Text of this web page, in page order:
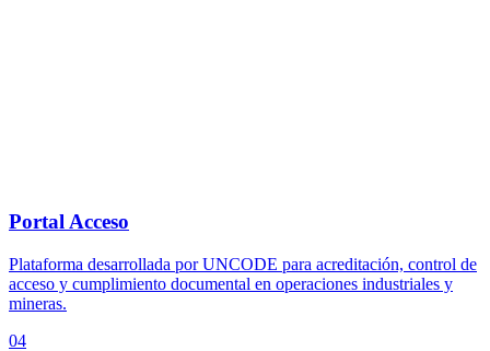
Portal Acceso
Plataforma desarrollada por UNCODE para acreditación, control de
acceso y cumplimiento documental en operaciones industriales y
mineras.
04